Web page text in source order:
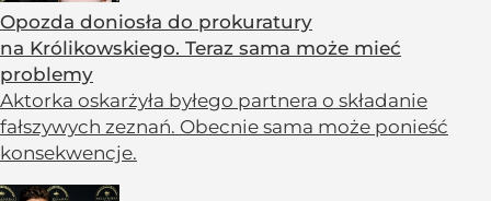
Opozda doniosła do prokuratury
na Królikowskiego. Teraz sama może mieć
problemy
Aktorka oskarżyła byłego partnera o składanie
fałszywych zeznań. Obecnie sama może ponieść
konsekwencje.